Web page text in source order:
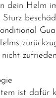
dein Helm
ist dafür